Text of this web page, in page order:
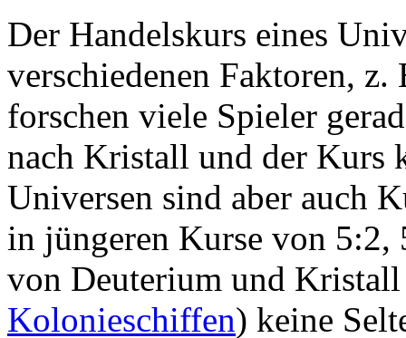
Der Handelskurs eines
verschiedenen Faktoren,
forschen viele Spieler
nach Kristall und der Kurs
Universen sind aber auch
in jüngeren Kurse von 5:2,
von Deuterium und
Kolonieschiffen) keine